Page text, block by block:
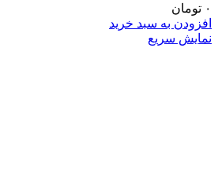
۰ تومان
افزودن به سبد خرید
نمایش سریع